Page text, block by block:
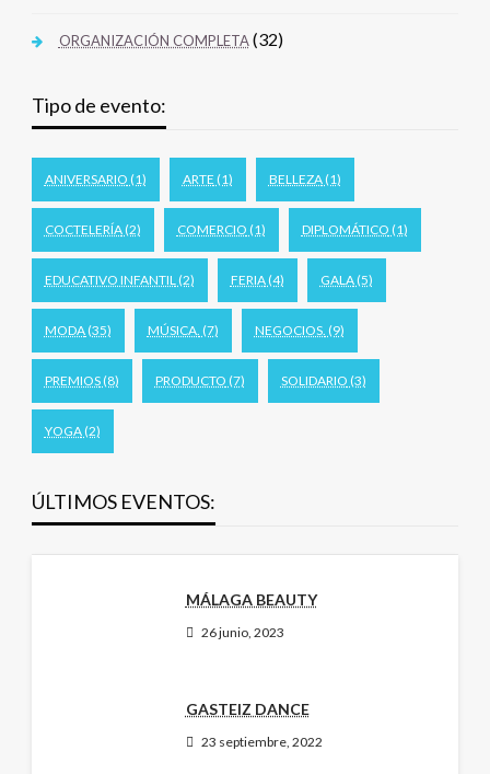
ORGANIZACIÓN COMPLETA(32)
Tipo de evento:
ANIVERSARIO (1) ARTE (1) BELLEZA(1)
COCTELERÍA(2) COMERCIO (1) DIPLOMÁTICO (1)
EDUCATIVO INFANTIL (2) FERIA(4) GALA(5)
MODA(35) MÚSICA. (7) NEGOCIOS. (9)
PREMIOS(8) PRODUCTO (7) SOLIDARIO (3)
YOGA(2)
ÚLTIMOS EVENTOS:
MÁLAGA BEAUTY
26 junio, 2023
GASTEIZ DANCE
23 septiembre, 2022